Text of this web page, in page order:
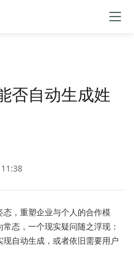
否自动生成姓
，重塑企业与个人的合作模
态，一个现实疑问随之浮现：
自动生成，或者依旧需要用户